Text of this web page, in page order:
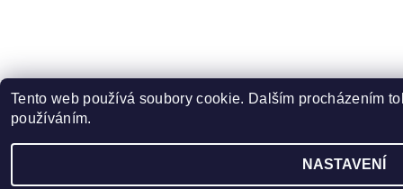
Tento web používá soubory cookie. Dalším procházením
používáním.
NASTAVENÍ